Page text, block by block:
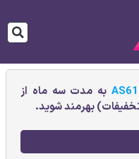
به مدت سه ماه از
بهرمند شوید.